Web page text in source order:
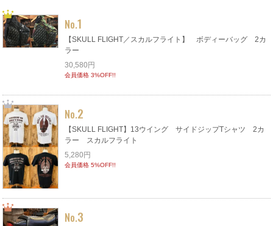
No.1
【SKULL FLIGHT／スカルフライト】 ボディーバッグ 2カ
ラー
30,580円
会員価格 3%OFF!!
No.2
【SKULL FLIGHT】13ウイング サイドジップTシャツ 2カ
ラー スカルフライト
5,280円
会員価格 5%OFF!!
No.3